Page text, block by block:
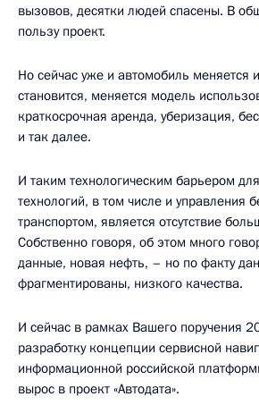
вызовов, десятки людей спасены. В
пользу проект.
Но сейчас уже и автомобиль меняется
становится, меняется модель
краткосрочная аренда, уберизация,
и так далее.
И таким технологическим барьером
технологий, в том числе и управления
транспортом, является отсутствие
Собственно говоря, об этом много
данные, новая нефть, – но по факту
фрагментированы, низкого качества.
И сейчас в рамках Вашего поручения
разработку концепции сервисной
информационной российской
вырос в проект «Автодата».